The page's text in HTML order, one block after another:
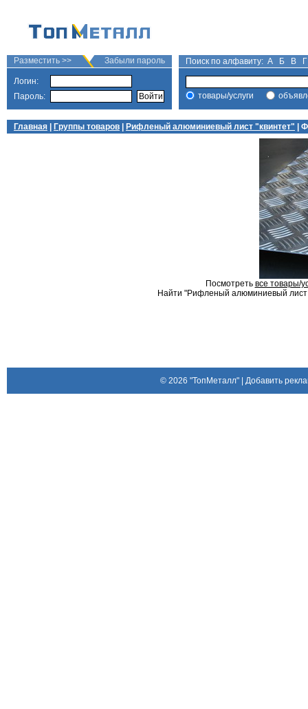
Разместить >> Забыли пароль
Логин:
Пароль:
Поиск по алфавиту: А Б В Г
товары/услуги
Главная Группы товаров Рифленый алюминиевый лист "квинтет" |
Посмотреть все товары/
Найти "Рифленый алюминиевый лист
© 2026 "ТопМеталл"| Добавить